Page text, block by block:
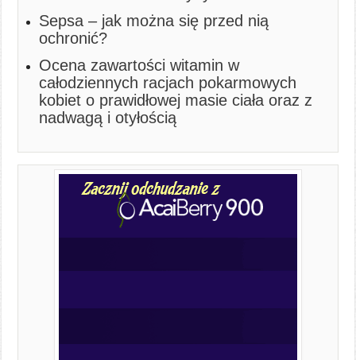
Sepsa – jak można się przed nią
ochronić?
Ocena zawartości witamin w
całodziennych racjach pokarmowych
kobiet o prawidłowej masie ciała oraz z
nadwagą i otyłością